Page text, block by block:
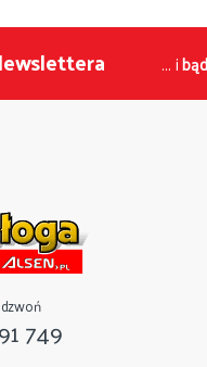
... i
749